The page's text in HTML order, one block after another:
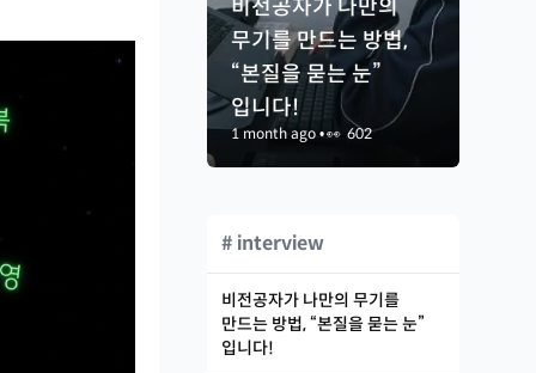
비전공자가 나만의
무기를 만드는 방법,
“본질을 묻는 눈”
입니다!
1 month ago•👀 602
# interview
비전공자가 나만의 무기를
만드는 방법, “본질을 묻는 눈”
입니다!